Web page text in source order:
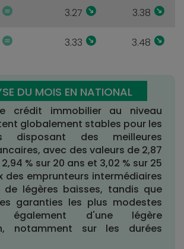
3.27 3.38
3.33 3.48
crédit immobilier au niveau
globalement stables pour les
disposant des meilleures
avec des valeurs de 2,87
2,94 % sur 20 ans et 3,02 % sur 25
des emprunteurs intermédiaires
de légères baisses, tandis que
garanties les plus modestes
également d'une légère
notamment sur les durées